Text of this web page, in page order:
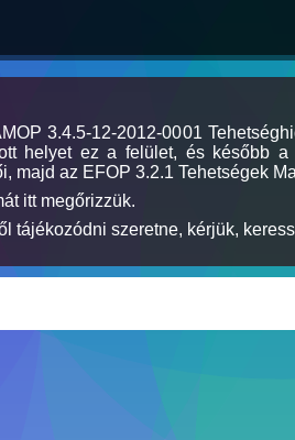
3.4.5-12-2012-0001
helyet ez a felület, és később
majd az EFOP 3.2.1 Tehetségek
itt megőrizzük.
tájékozódni szeretne, kérjük,